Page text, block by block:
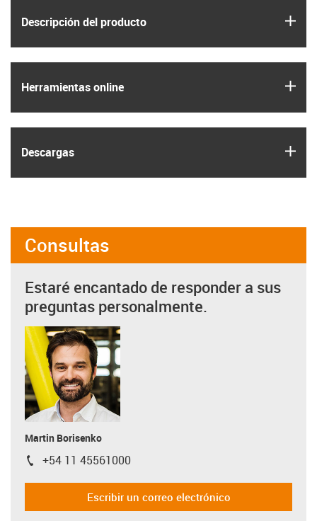
Descripción del producto
Herramientas online
Descargas
Consultas
Estaré encantado de responder a sus
preguntas personalmente.
Martin Borisenko
igus-icon-phone
+54 11 45561000
Escribir un correo electrónico